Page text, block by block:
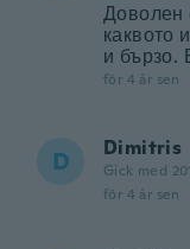
Доволен
каквото
и бързо.
för 4 år sen
D Dimitris
Gick med
för 4 år sen